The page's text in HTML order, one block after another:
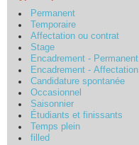
Permanent
Temporaire
Affectation ou contrat
Stage
Encadrement - Permanent
Encadrement - Affectation
Candidature spontanée
Occasionnel
Saisonnier
Étudiants et finissants
Temps plein
filled